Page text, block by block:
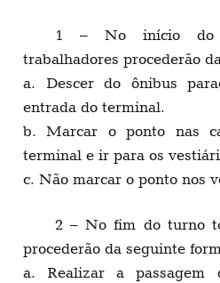
1 – No início
trabalhadores procederão
a. Descer do ônibus
entrada do terminal.
b. Marcar o ponto nas
terminal e ir para os
c. Não marcar o ponto nos
2 – No fim do turno
procederão da seguinte
a. Realizar a passagem